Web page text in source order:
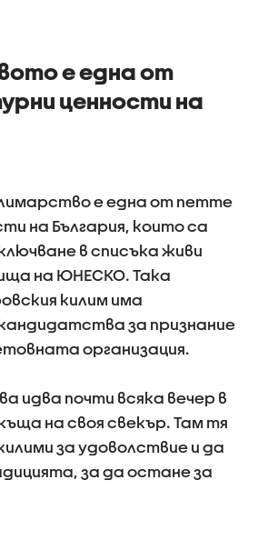
е една от
ценности на
е една от петте
на България, които са
в списъка живи
на ЮНЕСКО. Така
килим има
за признание
организация.
идва почти всяка вечер в
на своя свекър. Там тя
за удоволствие и да
за да остане за